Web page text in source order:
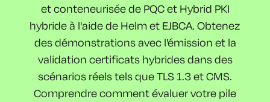
et conteneurisée de PQC et Hybrid PKI
hybride à l'aide de Helm et EJBCA. Obtenez
desdémonstrationsavec l'émission et la
validation certificats hybrides dans des
scénarios réels tels que TLS 1.3 et CMS.
Comprendre comment évaluer votre pile